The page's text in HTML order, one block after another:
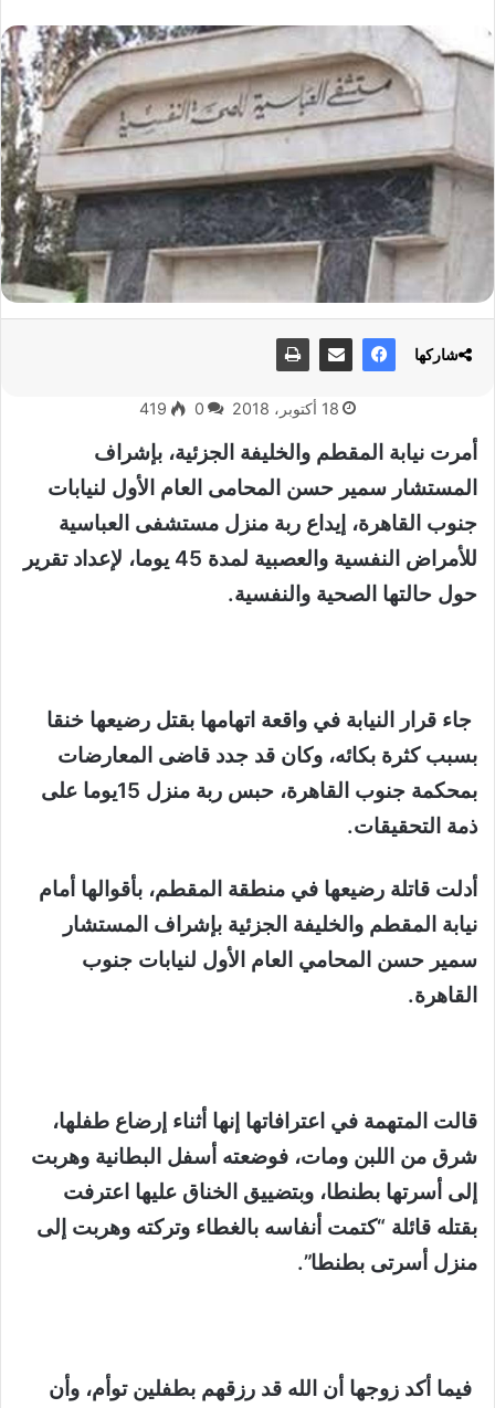
18 أكتوبر، 2018 0
419
أمرت نيابة المقطم والخليفة الجزئية، بإشراف
المستشار سمير حسن المحامى العام الأول لنيابات
جنوب القاهرة، إيداع ربة منزل مستشفى العباسية
للأمراض النفسية والعصبية لمدة 45 يوما، لإعداد تقرير
حول حالتها الصحية والنفسية.
جاء قرار النيابة في واقعة اتهامها بقتل رضيعها خنقا
بسبب كثرة بكائه، وكان قد جدد قاضى المعارضات
بمحكمة جنوب القاهرة، حبس ربة منزل 15يوما على
ذمة التحقيقات.
أدلت قاتلة رضيعها في منطقة المقطم، بأقوالها أمام
نيابة المقطم والخليفة الجزئية بإشراف المستشار
سمير حسن المحامي العام الأول لنيابات جنوب
القاهرة.
قالت المتهمة في اعترافاتها إنها أثناء إرضاع طفلها،
شرق من اللبن ومات، فوضعته أسفل البطانية وهربت
إلى أسرتها بطنطا، وبتضييق الخناق عليها اعترفت
بقتله قائلة “كتمت أنفاسه بالغطاء وتركته وهربت إلى
منزل أسرتى بطنطا”.
فيما أكد زوجها أن الله قد رزقهم بطفلين توأم، وأن
شاركها